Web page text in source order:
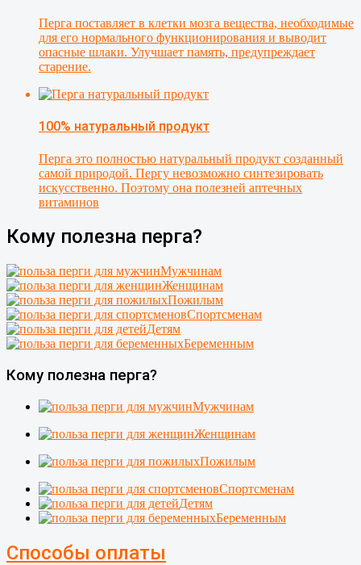
Перга поставляет в клетки мозга вещества, необходимые
для его нормального функционирования и выводит
опасные шлаки. Улучшает память, предупреждает
старение.
100% натуральный продукт
Перга это полностью натуральный продукт созданный
самой природой. Пергу невозможно синтезировать
искусственно. Поэтому она полезней аптечных
витаминов
Кому полезна перга?
Мужчинам
Женщинам
Пожилым
Спортсменам
Детям
Беременным
Кому полезна перга?
Мужчинам
Женщинам
Пожилым
Спортсменам
Детям
Беременным
Способы оплаты